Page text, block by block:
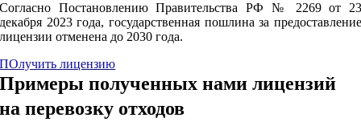
Согласно Постановлению Правительства РФ № 2269 от 23
декабря 2023 года, государственная пошлина за предоставление
лицензии отменена до 2030 года.
ПОлучить лицензию
Примеры полученных нами лицензий
на перевозку отходов